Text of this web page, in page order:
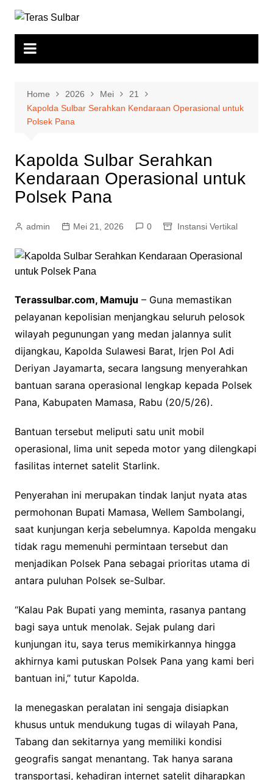
content
Home 2026 Mei
21
Kapolda Sulbar Serahkan Kendaraan Operasional untuk
Polsek Pana
Kapolda Sulbar Serahkan
Kendaraan Operasional untuk
Polsek Pana
admin Mei 21, 2026 0 Instansi Vertikal
Terassulbar.com, Mamuju – Guna memastikan
pelayanan kepolisian menjangkau seluruh pelosok
wilayah pegunungan yang medan jalannya sulit
dijangkau, Kapolda Sulawesi Barat, Irjen Pol Adi
Deriyan Jayamarta, secara langsung menyerahkan
bantuan sarana operasional lengkap kepada Polsek
Pana, Kabupaten Mamasa, Rabu (20/5/26).
Bantuan tersebut meliputi satu unit mobil
operasional, lima unit sepeda motor yang dilengkapi
fasilitas internet satelit Starlink.
Penyerahan ini merupakan tindak lanjut nyata atas
permohonan Bupati Mamasa, Wellem Sambolangi,
saat kunjungan kerja sebelumnya. Kapolda mengaku
tidak ragu memenuhi permintaan tersebut dan
menjadikan Polsek Pana sebagai prioritas utama di
antara puluhan Polsek se-Sulbar.
“Kalau Pak Bupati yang meminta, rasanya pantang
bagi saya untuk menolak. Sejak pulang dari
kunjungan itu, saya terus memikirkannya hingga
akhirnya kami putuskan Polsek Pana yang kami beri
bantuan ini,” tutur Kapolda.
Ia menegaskan peralatan ini sengaja disiapkan
khusus untuk mendukung tugas di wilayah Pana,
Tabang dan sekitarnya yang memiliki kondisi
geografis sangat menantang. Tak hanya sarana
transportasi, kehadiran internet satelit diharapkan